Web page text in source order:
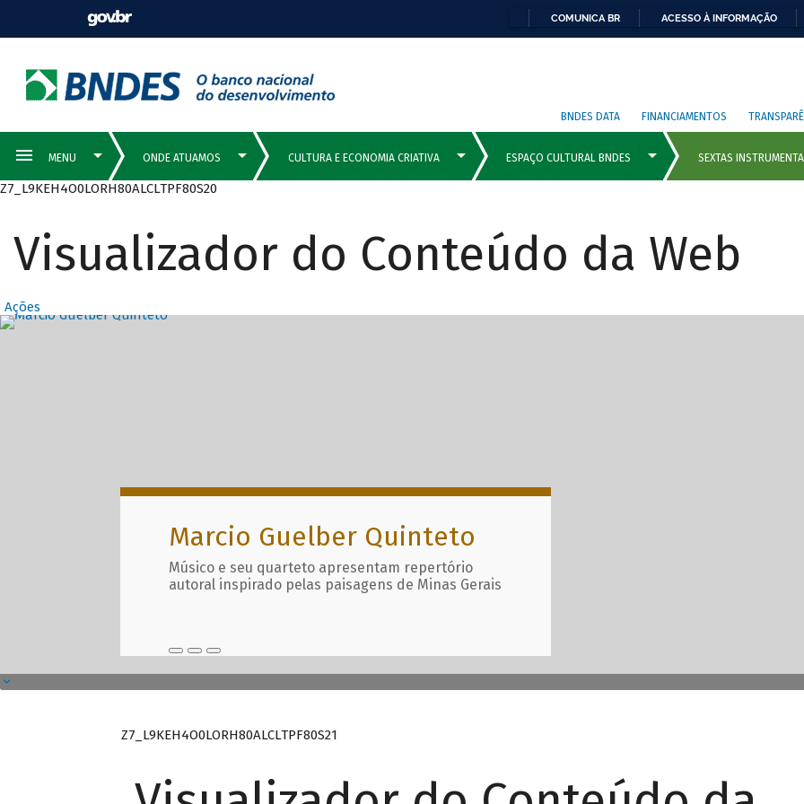
COMUNICA BR ACESSO À INFORMAÇÃO
BNDES DATA FINANCIAMENTOS
Z7_L9KEH4O0LORH80ALCLTPF80S20
Visualizador do Conteúdo da Web
Ações
Destaques Principais com
Marcio Guelber Quinteto
Músico e seu quarteto apresentam repertório
autoral inspirado pelas paisagens de Minas Gerais
Z7_L9KEH4O0LORH80ALCLTPF80S21